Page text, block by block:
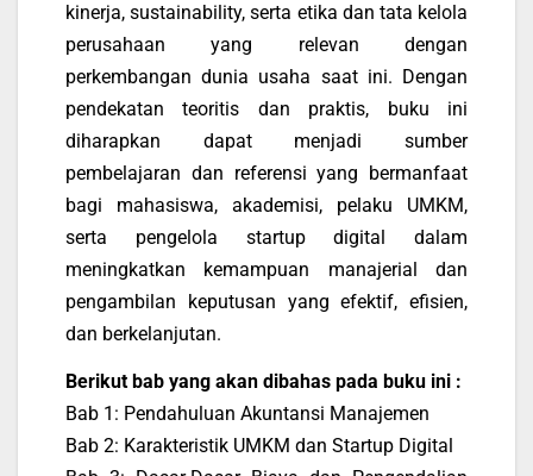
kinerja, sustainability, serta etika dan tata kelola
perusahaan yang relevan dengan
perkembangan dunia usaha saat ini. Dengan
pendekatan teoritis dan praktis, buku ini
diharapkan dapat menjadi sumber
pembelajaran dan referensi yang bermanfaat
bagi mahasiswa, akademisi, pelaku UMKM,
serta pengelola startup digital dalam
meningkatkan kemampuan manajerial dan
pengambilan keputusan yang efektif, efisien,
dan berkelanjutan.
Berikut bab yang akan dibahas pada buku ini :
Bab 1: Pendahuluan Akuntansi Manajemen
Bab 2: Karakteristik UMKM dan Startup Digital